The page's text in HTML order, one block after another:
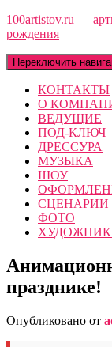
100artistov.ru —
рождения
Переключить
КОНТАКТЫ
О
ВЕДУЩИЕ
ПОД-КЛЮЧ
ДРЕССУРА
МУЗЫКА
ШОУ
СЦЕНАРИИ
ФОТО
празднике!
Опубликовано от